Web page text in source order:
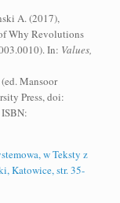
A. (2017),
Why Revolutions
In: Values,
(ed. Mansoor
Press, doi:
w Teksty z
Katowice, str. 35-